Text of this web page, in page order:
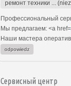
ремонт техники ...
Профессиональный
Мы предлагаем: <a href=
Наши мастера
odpowiedz
Сервисный центр